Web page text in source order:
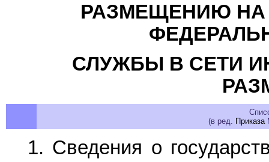
РАЗМЕЩЕНИЮ
СЛУЖБЫ В СЕТИ
(в ред. Приказа
1. Сведения о